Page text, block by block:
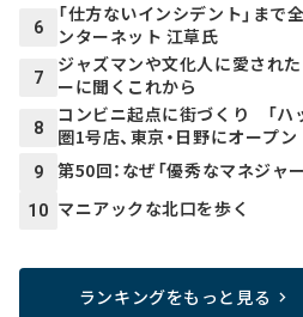
6
「仕方ないインシデント」ま
ンターネット 江草氏
7
ジャズマンや文化人に愛された
ーに聞くこれから
8
コンビニ起点に街づくり 「ハ
圏1号店、東京・日野にオープン
9 第50回：なぜ「優秀なマネジャ
10 マニアックな北口を歩く
ランキングをもっと見る